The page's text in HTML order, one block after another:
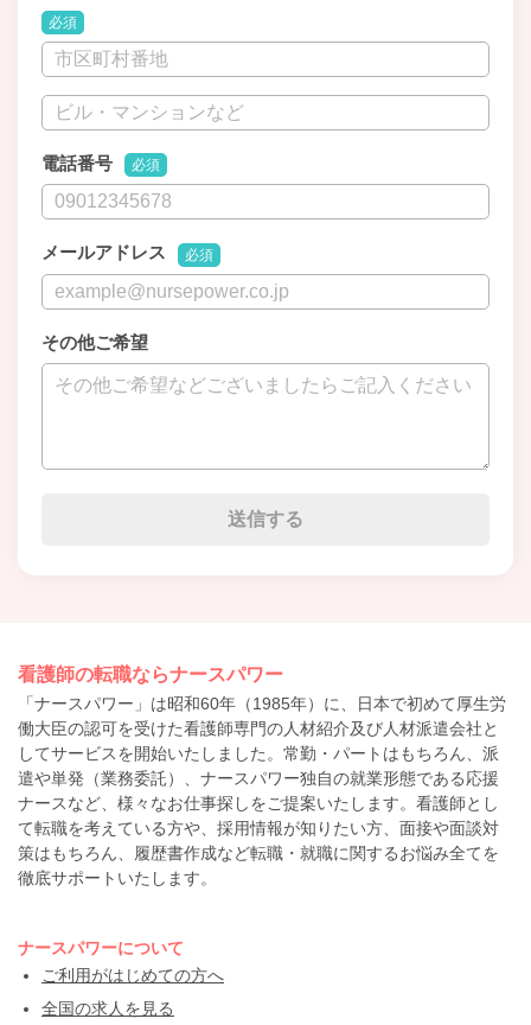
必須
電話番号 必須
メールアドレス 必須
その他ご希望
看護師の転職ならナースパワー
「ナースパワー」は昭和60年（1985年）に、日本で初めて厚生労
働大臣の認可を受けた看護師専門の人材紹介及び人材派遣会社と
してサービスを開始いたしました。常勤・パートはもちろん、派
遣や単発（業務委託）、ナースパワー独自の就業形態である応援
ナースなど、様々なお仕事探しをご提案いたします。看護師とし
て転職を考えている方や、採用情報が知りたい方、面接や面談対
策はもちろん、履歴書作成など転職・就職に関するお悩み全てを
徹底サポートいたします。
ナースパワーについて
ご利用がはじめての方へ
全国の求人を見る